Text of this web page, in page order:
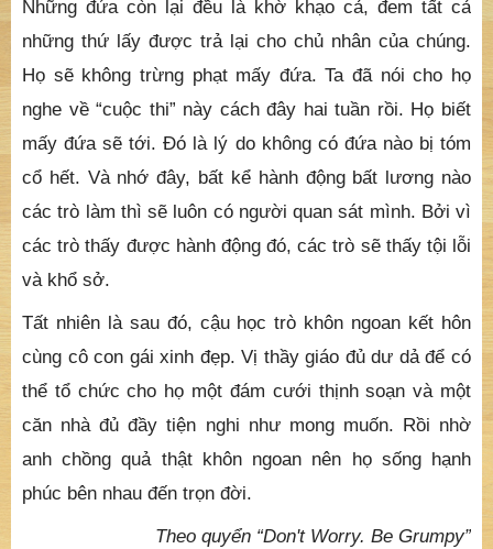
Những đứa còn lại đều là khờ khạo cả, đem tất cả
những thứ lấy được trả lại cho chủ nhân của chúng.
Họ sẽ không trừng phạt mấy đứa. Ta đã nói cho họ
nghe về “cuộc thi” này cách đây hai tuần rồi. Họ biết
mấy đứa sẽ tới. Đó là lý do không có đứa nào bị tóm
cổ hết. Và nhớ đây, bất kể hành động bất lương nào
các trò làm thì sẽ luôn có người quan sát mình. Bởi vì
các trò thấy được hành động đó, các trò sẽ thấy tội lỗi
và khổ sở.
Tất nhiên là sau đó, cậu học trò khôn ngoan kết hôn
cùng cô con gái xinh đẹp. Vị thầy giáo đủ dư dả để có
thể tổ chức cho họ một đám cưới thịnh soạn và một
căn nhà đủ đầy tiện nghi như mong muốn. Rồi nhờ
anh chồng quả thật khôn ngoan nên họ sống hạnh
phúc bên nhau đến trọn đời.
Theo quyển “Don't Worry. Be Grumpy”